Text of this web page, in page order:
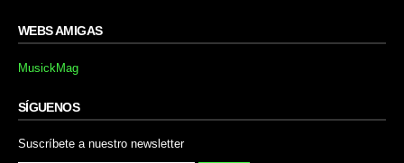
WEBS AMIGAS
MusickMag
SÍGUENOS
Suscríbete a nuestro newsletter